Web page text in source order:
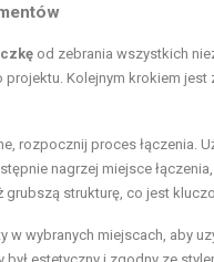
od zebrania wszystkich
Kolejnym krokiem
rozpocznij proces łączenia.
nagrzej miejsce
grubszą strukturę, co jest
w wybranych miejscach, aby